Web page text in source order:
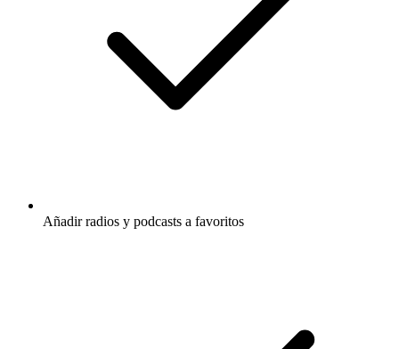
Añadir radios y podcasts a favoritos